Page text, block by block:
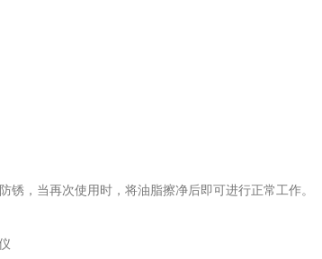
，当再次使用时，将油脂擦净后即可进行正常工作。